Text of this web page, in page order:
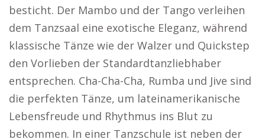
besticht. Der Mambo und der Tango verleihen
dem Tanzsaal eine exotische Eleganz, während
klassische Tänze wie der Walzer und Quickstep
den Vorlieben der Standardtanzliebhaber
entsprechen. Cha-Cha-Cha, Rumba und Jive sind
die perfekten Tänze, um lateinamerikanische
Lebensfreude und Rhythmus ins Blut zu
bekommen. In einer Tanzschule ist neben der